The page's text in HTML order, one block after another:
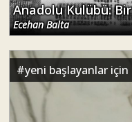
Anadolu Kulübü: Bir
Ecehan Balta
#yeni başlayanlar için